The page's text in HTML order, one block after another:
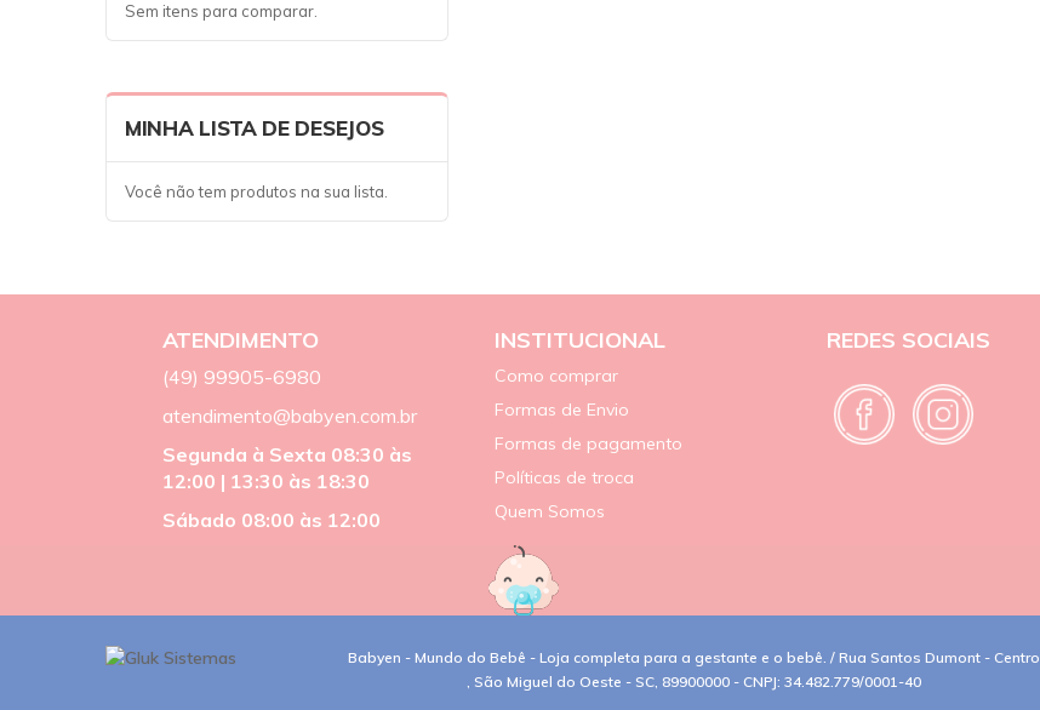
Sem itens para comparar.
MINHA LISTA DE DESEJOS
Você não tem produtos na sua lista.
ATENDIMENTO
(49) 99905-6980
atendimento@babyen.com.br
Segunda à Sexta 08:30 às
12:00 | 13:30 às 18:30
Sábado 08:00 às 12:00
INSTITUCIONAL
Como comprar
Formas de Envio
Formas de pagamento
Políticas de troca
Quem Somos
REDES SOCIAIS
Babyen - Mundo do Bebê - Loja completa para a gestante e o bebê. / Rua Santos Dumont - Centro
, São Miguel do Oeste - SC, 89900000 - CNPJ: 34.482.779/0001-40